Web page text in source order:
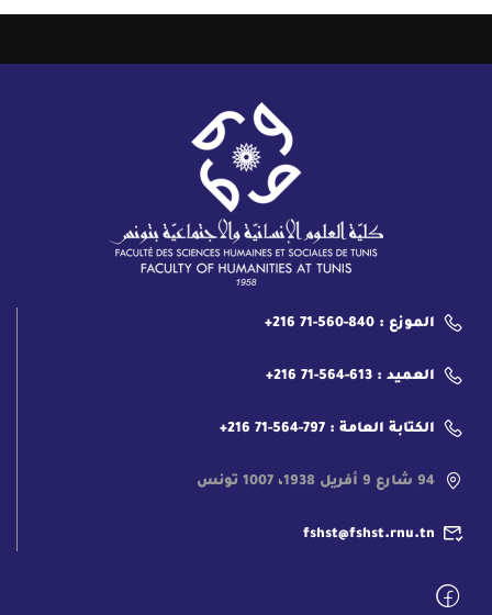
الموزع : 840-560-71 216+
العميد : 613-564-71 216+
الكتابة العامة : 797-564-71 216+
94 شارع 9 أفريل 1938، 1007 تونس
fshst@fshst.rnu.tn